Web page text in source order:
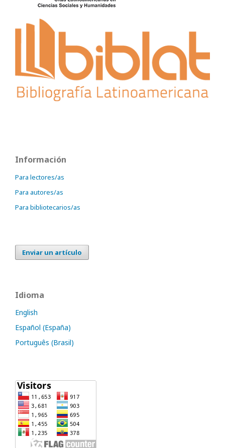
Información
Para lectores/as
Para autores/as
Para bibliotecarios/as
Enviar un artículo
Idioma
English
Español (España)
Português (Brasil)